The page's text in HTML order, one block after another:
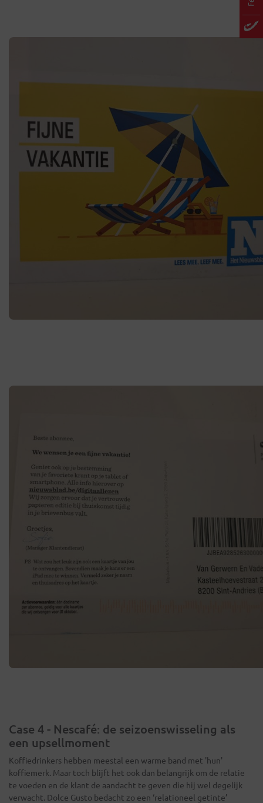
Case 4 - Nescafé: de seizoenswisseling als
een upsellmoment
Koffiedrinkers hebben meestal een warme band met 'hun'
koffiemerk. Maar toch blijft het ook dan belangrijk om de relatie
te voeden en de klant de aandacht te geven die hij wel degelijk
verwacht. Dolce Gusto bedacht zo een ‘relationeel getinte’